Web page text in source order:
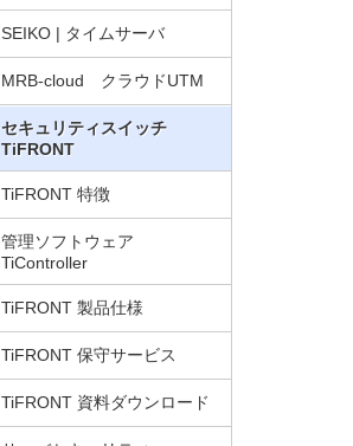
SEIKO | タイムサーバ
MRB-cloud クラウドUTM
セキュリティスイッチ
TiFRONT
TiFRONT 特徴
管理ソフトウェア
TiController
TiFRONT 製品仕様
TiFRONT 保守サービス
TiFRONT 資料ダウンロード